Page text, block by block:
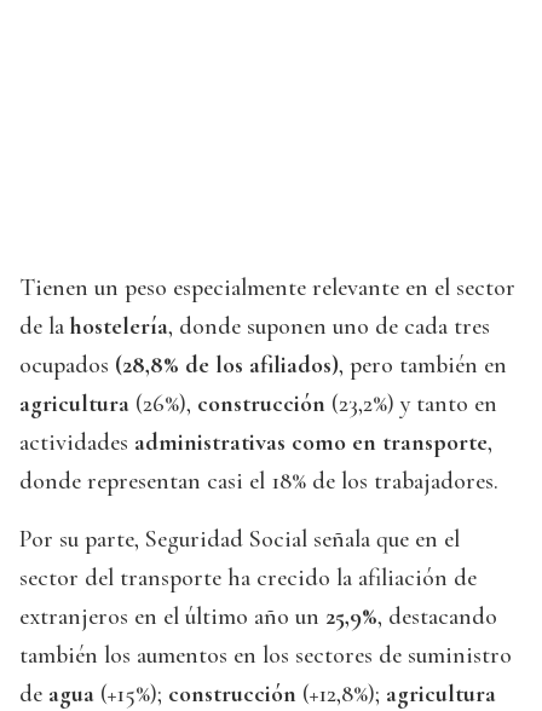
Tienen un peso especialmente relevante en el sector
de la hostelería, donde suponen uno de cada tres
ocupados (28,8% de los afiliados), pero también en
agricultura (26%), construcción (23,2%) y tanto en
actividades administrativas como en transporte,
donde representan casi el 18% de los trabajadores.
Por su parte, Seguridad Social señala que en el
sector del transporte ha crecido la afiliación de
extranjeros en el último año un 25,9%, destacando
también los aumentos en los sectores de suministro
de agua (+15%); construcción (+12,8%); agricultura